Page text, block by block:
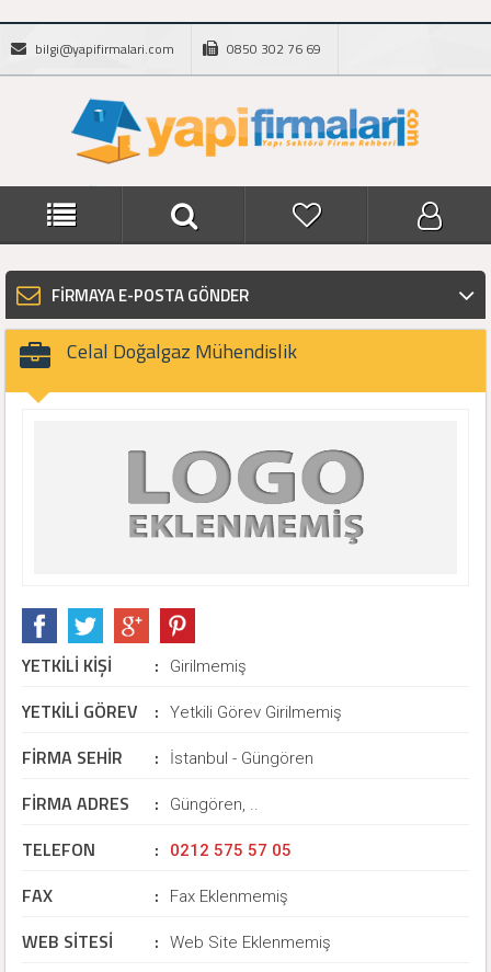
bilgi@yapifirmalari.com 0850 302 76 69
FİRMAYA E-POSTA GÖNDER
Celal Doğalgaz Mühendislik
YETKİLİ KİŞİ : Girilmemiş
YETKİLİ GÖREV : Yetkili Görev Girilmemiş
FİRMA SEHİR : İstanbul - Güngören
FİRMA ADRES : Güngören, ..
TELEFON : 0212 575 57 05
FAX : Fax Eklenmemiş
WEB SİTESİ : Web Site Eklenmemiş